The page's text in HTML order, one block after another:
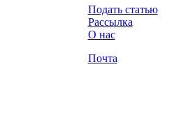
Подать статью
Рассылка
О нас
Почта